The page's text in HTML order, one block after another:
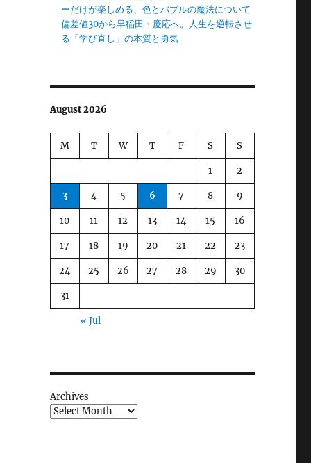
ーだけが楽しめる、色とバブルの魔法について
偏差値30から早稲田・慶応へ。人生を逆転させ
る「学び直し」の本質と勇気
August 2026
M T W T F S S
1 2
3 4 5 6 7 8 9
10 11 12 13 14 15 16
17 18 19 20 21 22 23
24 25 26 27 28 29 30
31
« Jul
Archives